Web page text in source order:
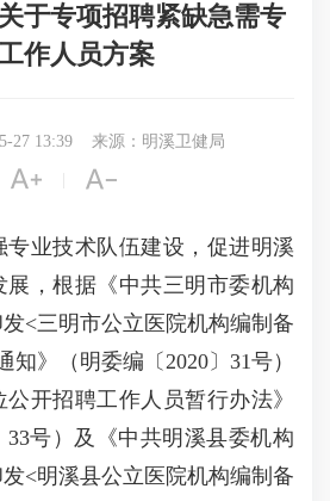
于专项招聘紧缺急需专
作人员方案
27 13:39 来源：明溪卫健局
 
业技术队伍建设，促进明溪
，根据《中共三明市委机构
<三明市公立医院机构编制备
知》（明委编〔2020〕31号）
公开招聘工作人员暂行办法》
33号）及《中共明溪县委机构
<明溪县公立医院机构编制备